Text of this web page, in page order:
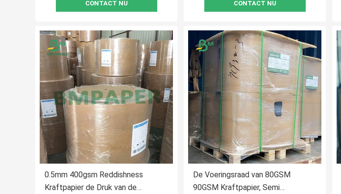
CONTACT NU CONTACT NU
0.5mm 400gsm Reddishness
Kraftpapier de Druk van de
De Voeringsraad van 80GSM
90GSM Kraftpapier, Semi